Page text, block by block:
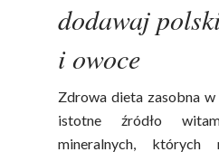
dodawaj
i owoce
Zdrowa dieta zasobna
istotne źródło
mineralnych,